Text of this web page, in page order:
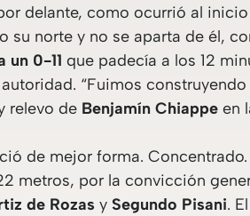
delante, como ocurrió al
su norte y no se aparta de él,
un 0-11 que padecía a los 12
“Fuimos
relevo de Benjamín Chiappe en
de mejor forma.
metros, por la convicción
de Rozas y Segundo Pisani.